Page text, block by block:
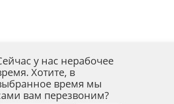
у нас нерабочее
Хотите, в
время мы
вам перезвоним?